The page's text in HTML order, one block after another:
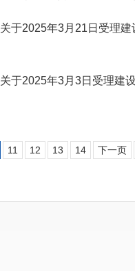
于2025年3月21日受理
于2025年3月3日受理建
11 12 13 14 下一页